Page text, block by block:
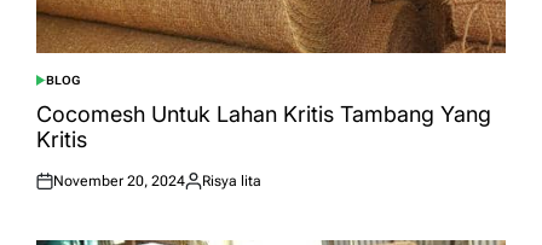
POSTED
IN
BLOG
Cocomesh Untuk Lahan Kritis Tambang Yang
Kritis
Posted
November 20, 2024
Posted
Risya lita